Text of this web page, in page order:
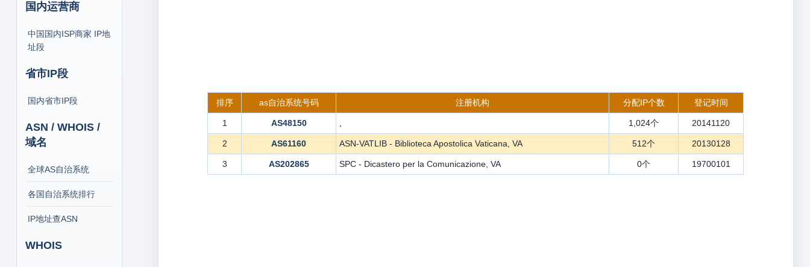
国内运营商
中国国内ISP商家 IP地
址段
省市IP段
国内省市IP段
ASN / WHOIS /
域名
全球AS自治系统
各国自治系统排行
IP地址查ASN
WHOIS
排序 as自治系统号码 注册机构 分配IP个数 登记时间
1 AS48150 1,024个 20141120
2 AS61160 ASN-VATLIB - Biblioteca Apostolica Vaticana, VA 512个 20130128
3 AS202865 SPC - Dicastero per la Comunicazione, VA 0个 19700101